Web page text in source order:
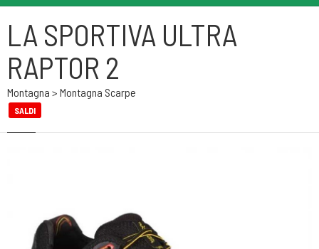
LA SPORTIVA ULTRA
RAPTOR 2
Montagna > Montagna Scarpe
SALDI